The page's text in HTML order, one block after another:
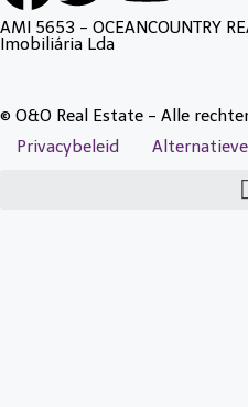
AMI 5653 - OCEANCOUNTRY
Imobiliária Lda
© O&O Real Estate - Alle
Privacybeleid